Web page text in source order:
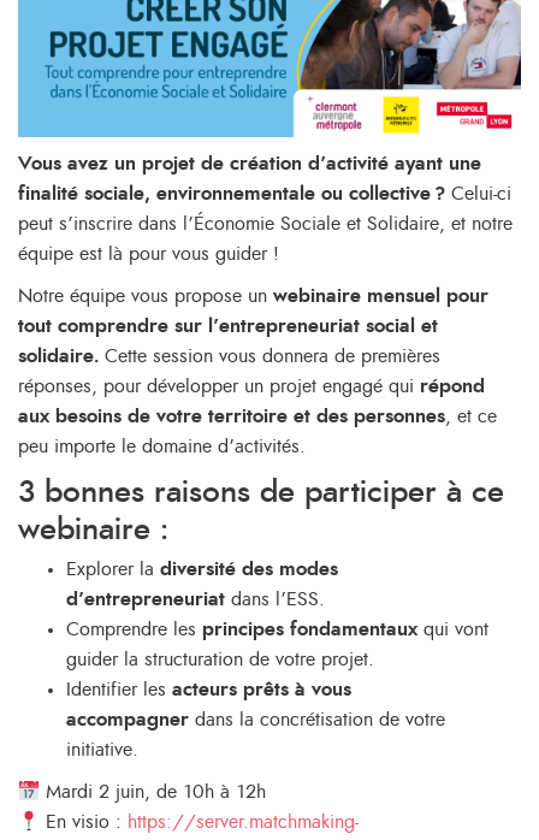
Vous avez un projet de création d’activité ayant une
finalité sociale, environnementale ou collective ? Celui-ci
peut s’inscrire dans l’Économie Sociale et Solidaire, et notre
équipe est là pour vous guider !
Notre équipe vous propose un webinaire mensuel pour
tout comprendre sur l’entrepreneuriat social et
solidaire. Cette session vous donnera de premières
réponses, pour développer un projet engagé qui répond
aux besoins de votre territoire et des personnes , et ce
peu importe le domaine d’activités.
3 bonnes raisons de participer à ce
webinaire :
Explorer la diversité des modes
d’entrepreneuriat dans l’ESS.
Comprendre les principes fondamentaux qui vont
guider la structuration de votre projet.
Identifier les acteurs prêts à vous
accompagner dans la concrétisation de votre
initiative.
Mardi 2 juin, de 10h à 12h
En visio : https://server.matchmaking-